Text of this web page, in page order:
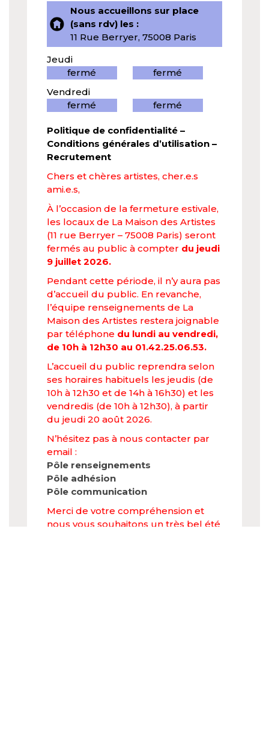
Nous accueillons sur place
(sans rdv) les :
11 Rue Berryer, 75008 Paris
Jeudi
fermé
fermé
Vendredi
fermé
fermé
Politique de confidentialité –
Conditions générales d’utilisation –
Recrutement
Chers et chères artistes, cher.e.s
ami.e.s,
À l’occasion de la fermeture estivale,
les locaux de La Maison des Artistes
(11 rue Berryer – 75008 Paris) seront
fermés au public à compter du jeudi
9 juillet 2026.
Pendant cette période, il n’y aura pas
d’accueil du public. En revanche,
l’équipe renseignements de La
Maison des Artistes restera joignable
par téléphone du lundi au vendredi,
de 10h à 12h30 au 01.42.25.06.53.
L’accueil du public reprendra selon
ses horaires habituels les jeudis (de
10h à 12h30 et de 14h à 16h30) et les
vendredis (de 10h à 12h30), à partir
du jeudi 20 août 2026.
N’hésitez pas à nous contacter par
email :
Pôle renseignements
Pôle adhésion
Pôle communication
Merci de votre compréhension et
nous vous souhaitons un très bel été